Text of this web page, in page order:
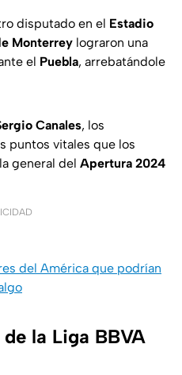
disputado en el Estadio
Monterrey lograron una
el Puebla, arrebatándole
Canales, los
puntos vitales que los
general del Apertura 2024
del América que podrían
la Liga BBVA